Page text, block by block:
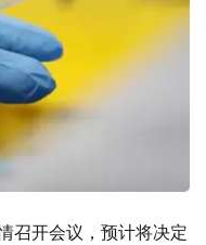
召开会议，预计将决定